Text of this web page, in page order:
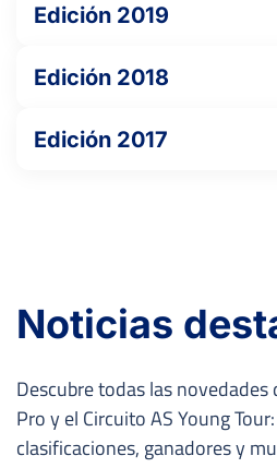
Edición 2019
Edición 2018
Edición 2017
Noticias
Descubre todas las novedades
Pro y el Circuito AS Young
clasificaciones, ganadores y